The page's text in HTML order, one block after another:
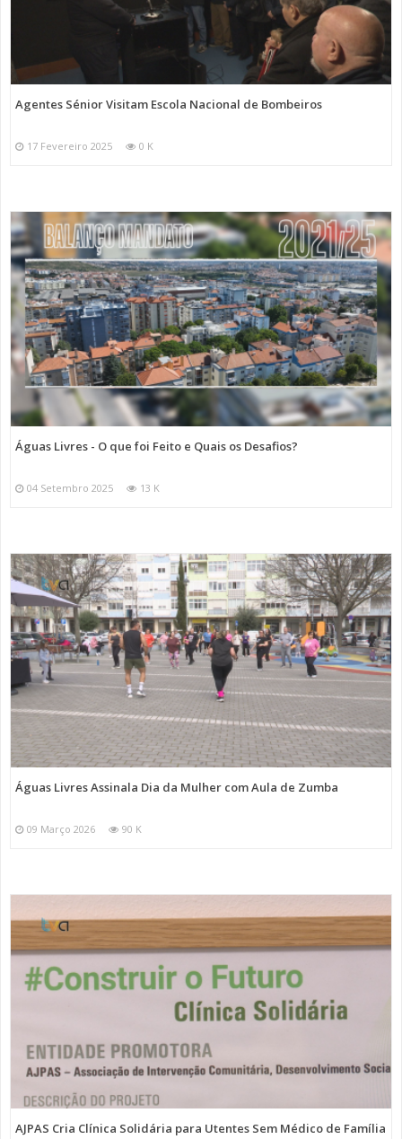
Agentes Sénior Visitam Escola Nacional de Bombeiros
17 Fevereiro 2025 0 K
Águas Livres - O que foi Feito e Quais os Desafios?
04 Setembro 2025 13 K
Águas Livres Assinala Dia da Mulher com Aula de Zumba
09 Março 2026 90 K
AJPAS Cria Clínica Solidária para Utentes Sem Médico de Família